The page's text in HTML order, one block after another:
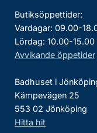
Butiksöppettider:
Vardagar: 09.00-
Lördag: 10.00-15.00
Avvikande öppetider
Badhuset i
Kämpevägen 25
553 02 Jönköping
Hitta hit